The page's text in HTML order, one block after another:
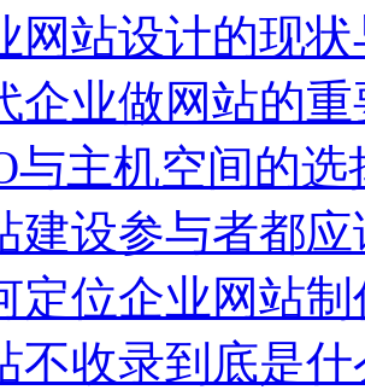
网站设计的现
企业做网站的重
与主机空间的选
建设参与者都
定位企业网站
不收录到底是